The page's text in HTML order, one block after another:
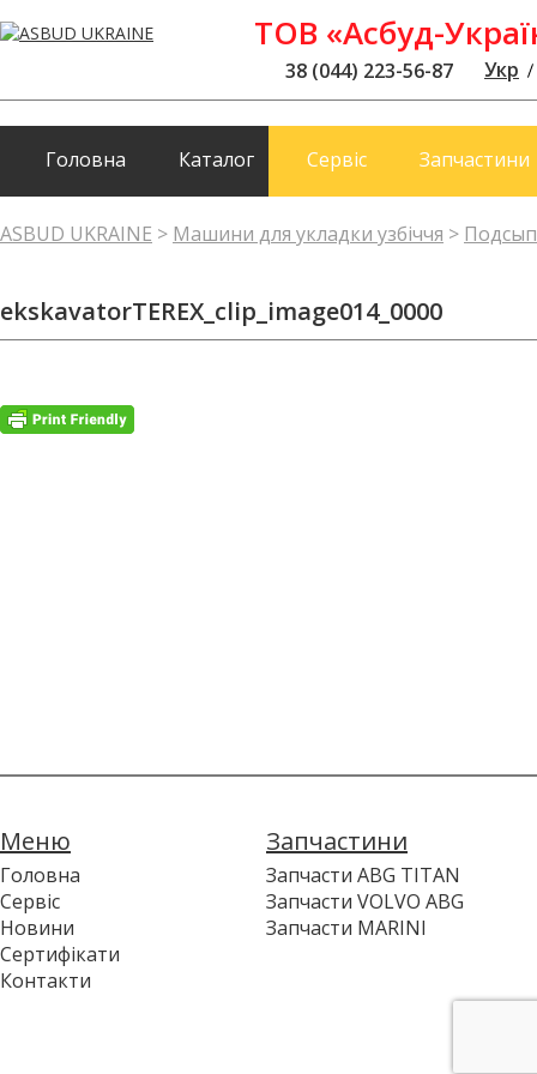
ТОВ «Асбуд-
38 (044) 223-56-87 Укр
Головна Каталог Сервіс Запчастини
ASBUD UKRAINE > Машини для укладки узбіччя >
ekskavatorTEREX_clip_image014_0000
Меню
Головна
Сервіс
Новини
Сертифікати
Контакти
Запчастини
Запчасти ABG TITAN
Запчасти VOLVO ABG
Запчасти MARINI